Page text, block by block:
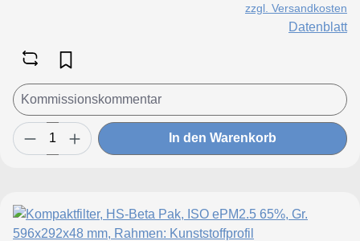
zzgl. Versandkosten
Datenblatt
In den Warenkorb